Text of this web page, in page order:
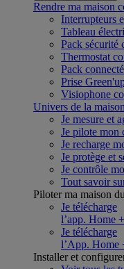
Rendre ma maison
Interrupteurs
Tableau
Pack sécurité
Thermostat
Pack
Prise
Visiophone
Univers de la
Je mesure et
Je pilote mon
Je recharge
Je protège et
Je contrôle
Tout savoir
Piloter ma maison
Je télécharge
l’app. Home
Je télécharge
l’App. Home
Installer et